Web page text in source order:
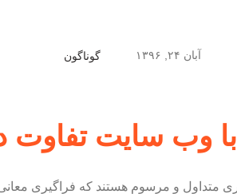
آبان ۲۴, ۱۳۹۶ گوناگون
با وب سایت تفاوت
متداول و مرسوم هستند که فراگیری معانی